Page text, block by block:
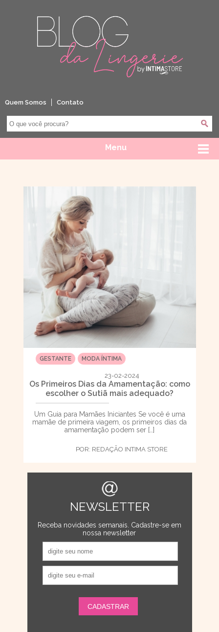
Quem Somos Contato
Menu
GESTANTE MODA ÍNTIMA
23-02-2024
Os Primeiros Dias da Amamentação: como
escolher o Sutiã mais adequado?
Um Guia para Mamães Iniciantes Se você é uma
mamãe de primeira viagem, os primeiros dias da
amamentação podem ser […]
POR: REDAÇÃO INTIMA STORE
NEWSLETTER
Receba novidades semanais. Cadastre-se em
nossa newsletter